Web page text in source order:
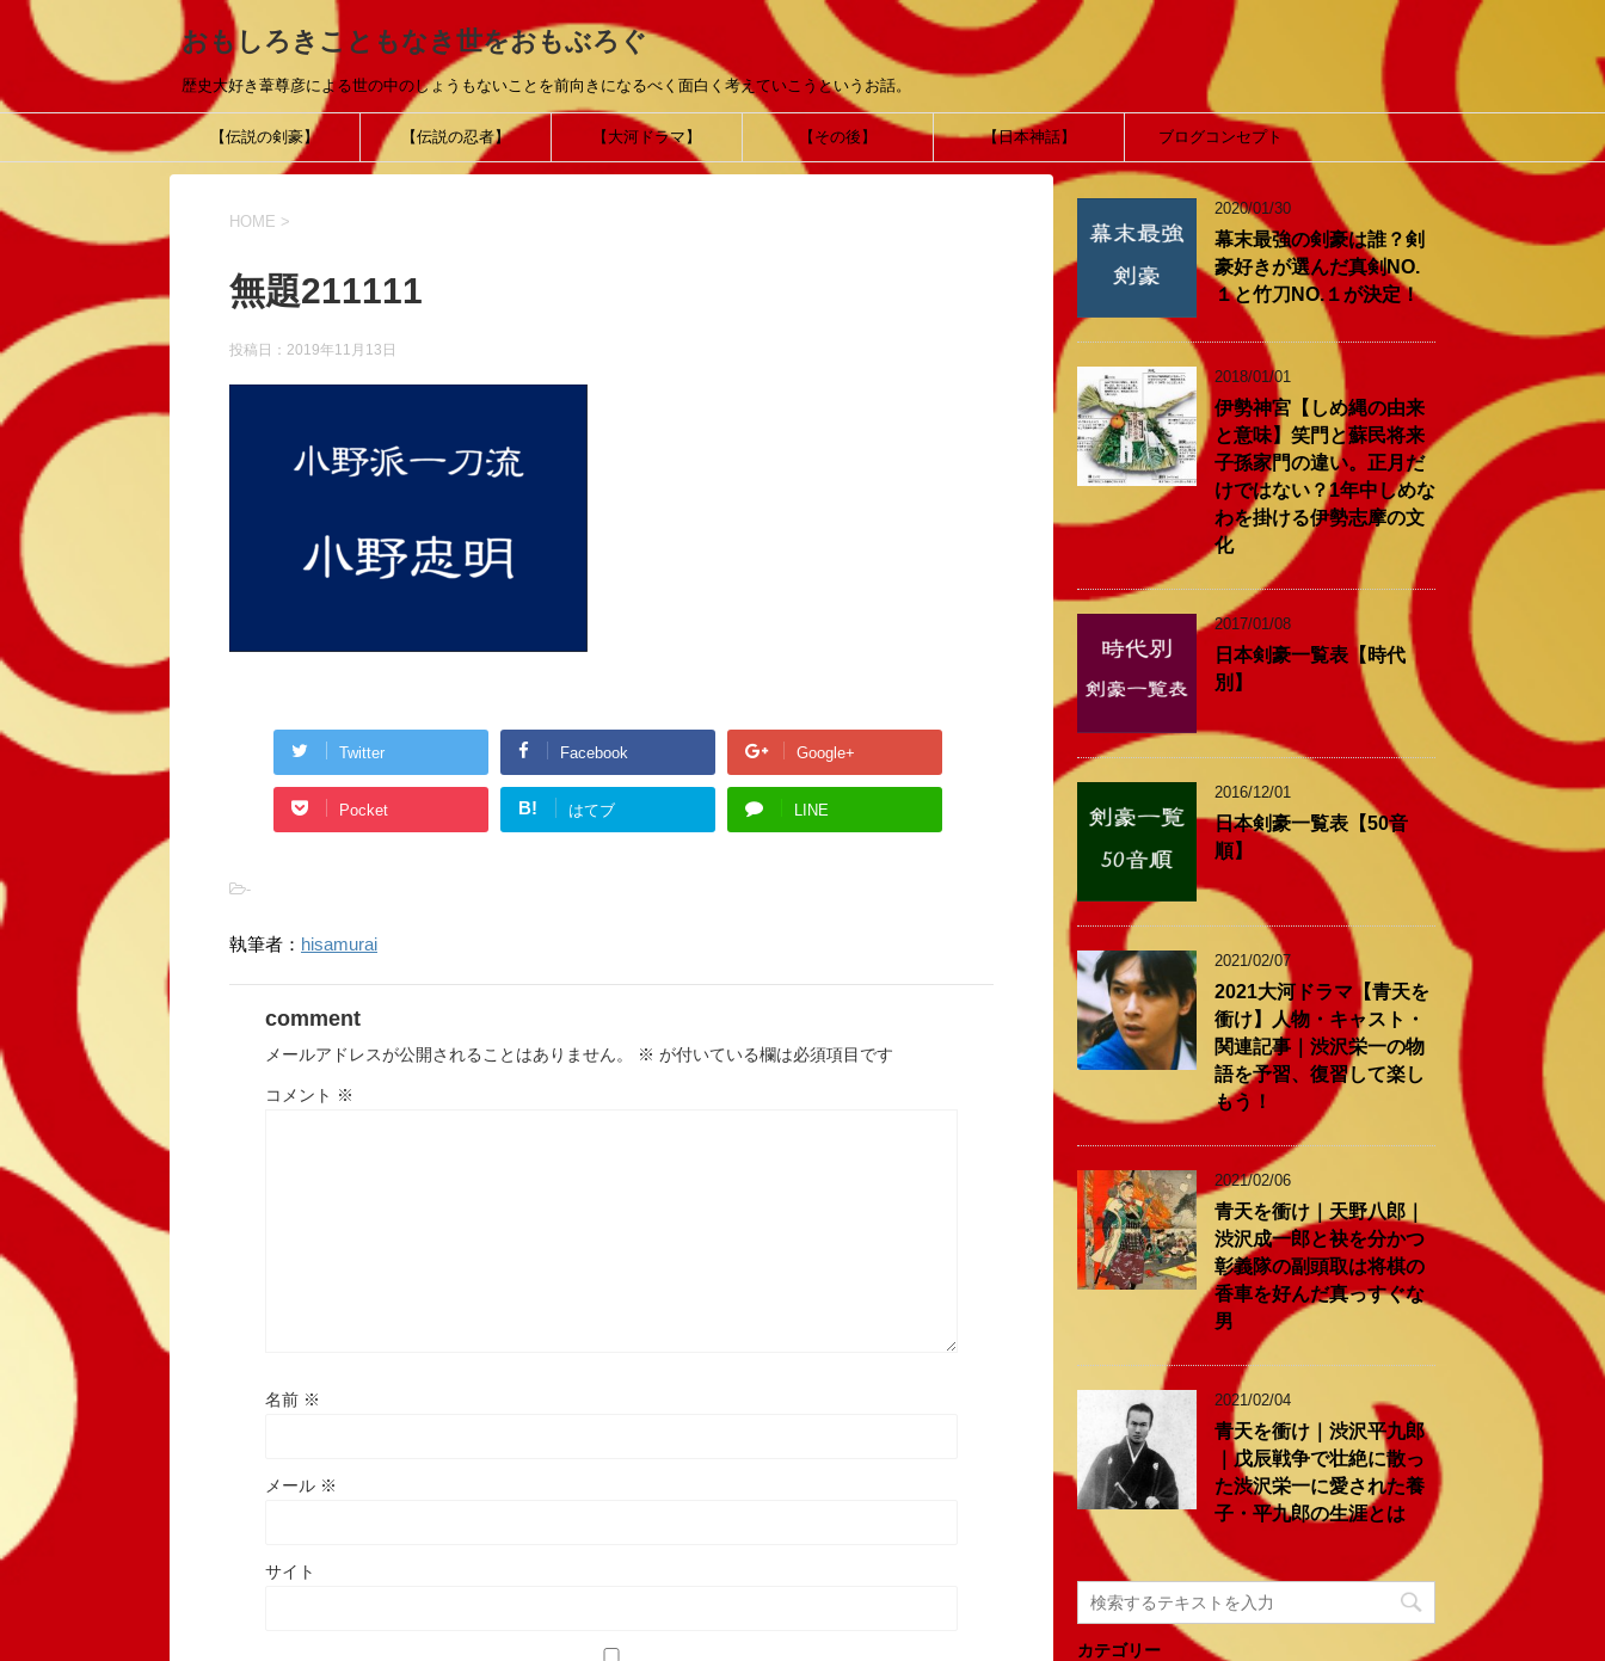
おもしろきこともなき世をおもぶろぐ
歴史大好き葦尊彦による世の中のしょうもないことを前向きになるべく面白く考えていこうというお話。
【伝説の剣豪】 【伝説の忍者】 【大河ドラマ】 【その後】 【日本神話】 ブログコンセプト
HOME >
無題211111
投稿日： 2019年11月13日
Twitter Facebook Google+
Pocket B! はてブ LINE
-
執筆者： hisamurai
comment
メールアドレスが公開されることはありません。 ※ が付いている欄は必須項目です
コメント ※
名前 ※
メール ※
サイト
2020/01/30
幕末最強の剣豪は誰？剣
豪好きが選んだ真剣NO.
１と竹刀NO.１が決定！
2018/01/01
伊勢神宮【しめ縄の由来
と意味】笑門と蘇民将来
子孫家門の違い。正月だ
けではない？1年中しめな
わを掛ける伊勢志摩の文
化
2017/01/08
日本剣豪一覧表【時代
別】
2016/12/01
日本剣豪一覧表【50音
順】
2021/02/07
2021大河ドラマ【青天を
衝け】人物・キャスト・
関連記事｜渋沢栄一の物
語を予習、復習して楽し
もう！
2021/02/06
青天を衝け｜天野八郎｜
渋沢成一郎と袂を分かつ
彰義隊の副頭取は将棋の
香車を好んだ真っすぐな
男
2021/02/04
青天を衝け｜渋沢平九郎
｜戊辰戦争で壮絶に散っ
た渋沢栄一に愛された養
子・平九郎の生涯とは
カテゴリー